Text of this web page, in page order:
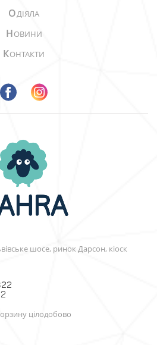
ОДІЯЛА
НОВИНИ
КОНТАКТИ
шосе, ринок Дарсон, кіоск
цілодобово